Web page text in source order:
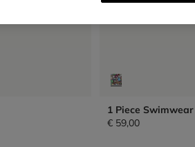
1 Piece Swimwear
€ 59,00